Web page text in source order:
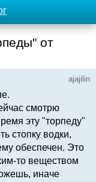
от
ajajilin
смотрю
эту "торпеду"
стопку водки,
обеспечен. Это
то веществом
иначе